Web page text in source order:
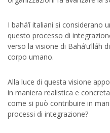
I bahá’í italiani si considerano
questo processo di
verso la visione di
corpo umano.
Alla luce di questa visione
in maniera realistica e
come si può contribuire in
processi di integrazione?